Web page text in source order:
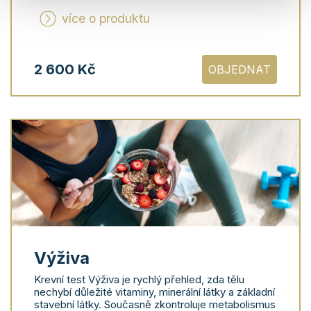
více o produktu
2 600 Kč OBJEDNAT
Výživa
Krevní test Výživa je rychlý přehled, zda tělu
nechybí důležité vitaminy, minerální látky a základní
stavební látky. Současně zkontroluje metabolismus